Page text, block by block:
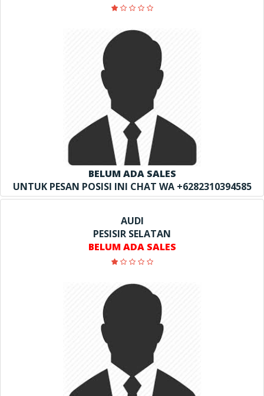
BELUM ADA SALES
UNTUK PESAN POSISI INI CHAT WA +6282310394585
AUDI
PESISIR SELATAN
BELUM ADA SALES